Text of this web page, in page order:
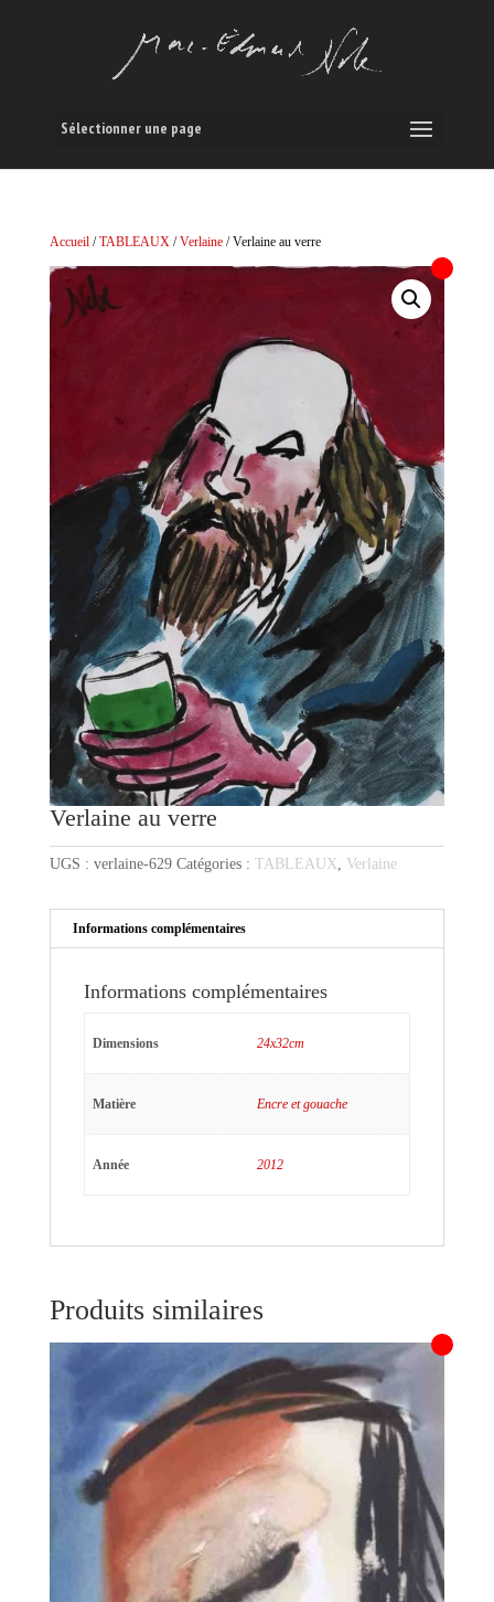
Sélectionner une page
Accueil/TABLEAUX/Verlaine/ Verlaine au verre
Verlaine au verre
UGS : verlaine-629 Catégories : TABLEAUX Verlaine
Informations complémentaires
Informations complémentaires
Dimensions 24x32cm
Matière Encre et gouache
Année 2012
Produits similaires